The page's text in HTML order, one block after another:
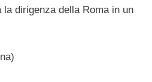
dirigenza della Roma in un